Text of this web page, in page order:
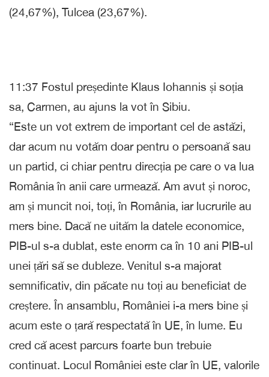
(24,67%), Tulcea (23,67%).
11:37 Fostul președinte Klaus Iohannis și soția
sa, Carmen, au ajuns la vot în Sibiu.
“Este un vot extrem de important cel de astăzi,
dar acum nu votăm doar pentru o persoană sau
un partid, ci chiar pentru direcția pe care o va lua
România în anii care urmează. Am avut și noroc,
am și muncit noi, toți, în România, iar lucrurile au
mers bine. Dacă ne uităm la datele economice,
PIB-ul s-a dublat, este enorm ca în 10 ani PIB-ul
unei țări să se dubleze. Venitul s-a majorat
semnificativ, din păcate nu toți au beneficiat de
creștere. În ansamblu, României i-a mers bine și
acum este o țară respectată în UE, în lume. Eu
cred că acest parcurs foarte bun trebuie
continuat. Locul României este clar în UE, valorile